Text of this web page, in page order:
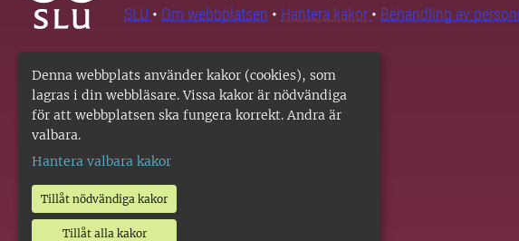
Denna webbplats använder kakor (cookies), som
lagras i din webbläsare. Vissa kakor är nödvändiga
för att webbplatsen ska fungera korrekt. Andra är
valbara.
Hantera valbara kakor
Tillåt nödvändiga kakor
Tillåt alla kakor
SLU • Om webbplatsen • Hantera kakor • Behandling av